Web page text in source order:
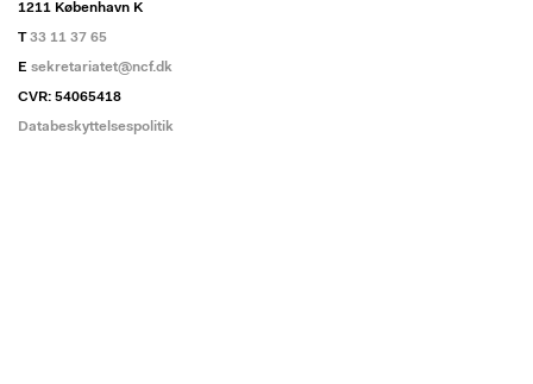
1211 København K
T33 11 37 65
E sekretariatet@ncf.dk
CVR: 54065418
Databeskyttelsespolitik